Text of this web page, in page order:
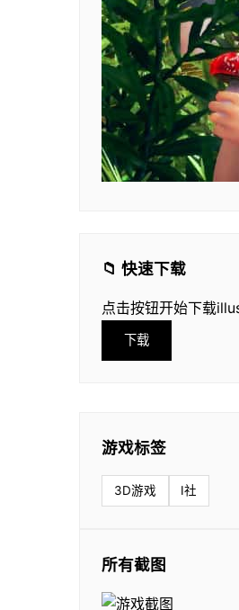
📁 快速下载
点击按钮开始下载
下载
游戏标签
3D游戏 I社
所有截图